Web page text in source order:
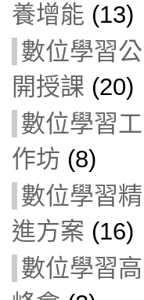
養增能 (13)
數位學習公
開授課 (20)
數位學習工
作坊 (8)
數位學習精
進方案 (16)
數位學習高